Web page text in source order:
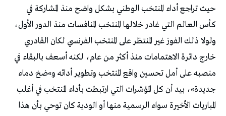
حيث تراجع أداء المنتخب الوطني بشكل واضح منذ المشاركة في
كأس العالم التي غادر خلالها المنتخب المنافسات منذ الدور الأول،
ولولا ذلك الفوز غير المنتظر على المنتخب الفرنسي لكان القادري
خارج دائرة الاهتمامات منذ أكثر من عام، لكنه أسعف بالبقاء في
منصبه على أمل تحسين واقع المنتخب وتطوير أدائه و»ضخ دماء
جديدة»، بيد أن كل المؤشرات التي ارتبطت بأداء المنتخب في أغلب
المباريات الأخيرة سواء الرسمية منها أو الودية كان توحي بأن هذا